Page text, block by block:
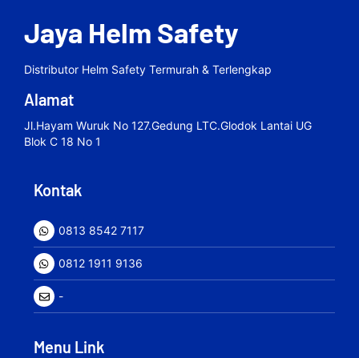
Jaya Helm Safety
Distributor Helm Safety Termurah & Terlengkap
Alamat
Jl.hayam Wuruk No 127.gedung LTC.Glodok Lantai UG
Blok C 18 No 1
Kontak
0813 8542 7117
0812 1911 9136
-
Menu Link